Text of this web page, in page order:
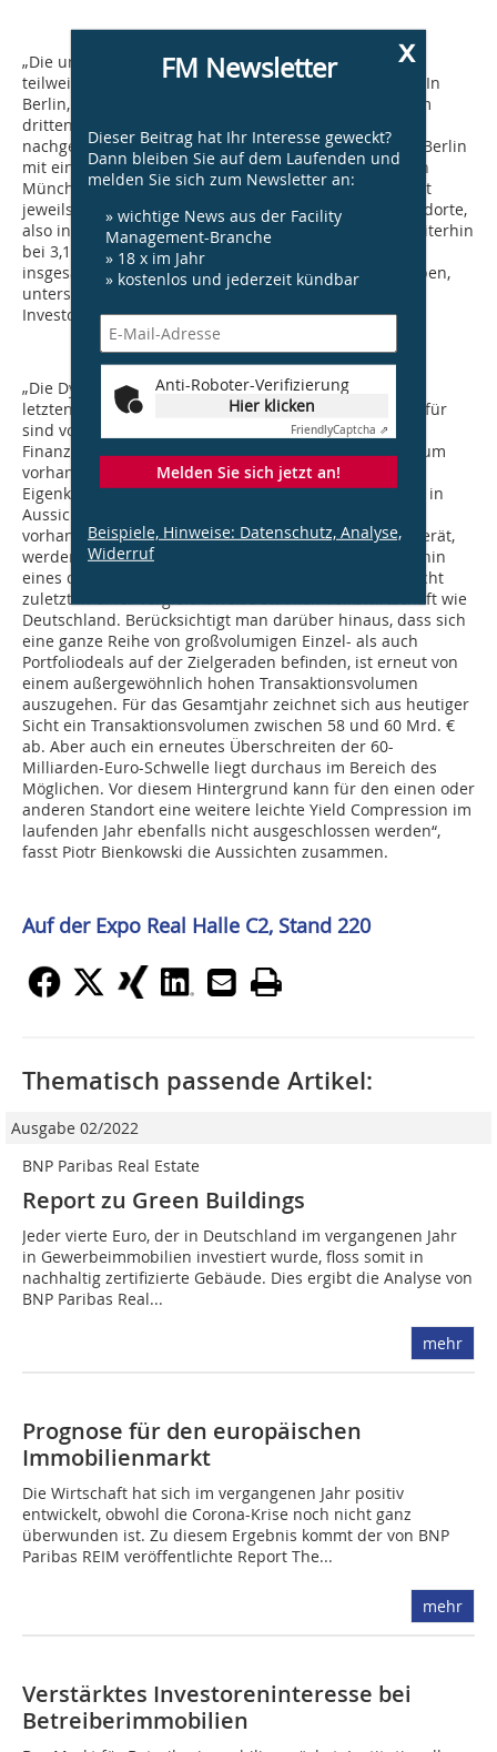
„Die unverändert hohe Marktdynamik kommt auch in
teilweise weiter gesunkenen Renditen zum Ausdruck. In
Berlin, München, Frankfurt und Hamburg haben sie im
dritten Quartal noch einmal um fünf Basispunkte
nachgegeben. Teuerster Standort bleibt nach wie vor Berlin
mit einer Netto-Anfangsrendite von 2,65 %, gefolgt von
München mit 2,75 % sowie Frankfurt und Hamburg mit
jeweils 2,90 %. Außerhalb der vier absoluten Top-Standorte,
also in Köln, Düsseldorf und Stuttgart, notieren sie weiterhin
bei 3,10 %. Die Tatsache, dass sie im dritten Quartal in
insgesamt vier Städten noch einmal nachgegeben haben,
unterstreicht den anhaltend starken Wettbewerb der
Investoren um Premiumobjekte“, ergänzt Zorn.
„Die Dynamik der Investmentmärkte wird auch in den
letzten drei Monaten anhalten. Ausschlaggebend hierfür
sind vor allem die noch länger sehr attraktiven
Finanzierungsbedingungen sowie die nach wie vor kaum
vorhandenen Anlagealternativen, die annehmbare
Eigenkapitalrenditen bei überschaubarem Risikoprofil in
Aussicht stellen. Solange nicht einer der momentan
vorhandenen globalen Krisenherde außer Kontrolle gerät,
werden Immobilien gerade für Großinvestoren weiterhin
eines der wichtigsten Anlageziele bleiben. Dies gilt nicht
zuletzt in einer vergleichsweise stabilen Volkswirtschaft wie
Deutschland. Berücksichtigt man darüber hinaus, dass sich
eine ganze Reihe von großvolumigen Einzel- als auch
Portfoliodeals auf der Zielgeraden befinden, ist erneut von
einem außergewöhnlich hohen Transaktionsvolumen
auszugehen. Für das Gesamtjahr zeichnet sich aus heutiger
Sicht ein Transaktionsvolumen zwischen 58 und 60 Mrd. €
ab. Aber auch ein erneutes Überschreiten der 60-
Milliarden-Euro-Schwelle liegt durchaus im Bereich des
Möglichen. Vor diesem Hintergrund kann für den einen oder
anderen Standort eine weitere leichte Yield Compression im
laufenden Jahr ebenfalls nicht ausgeschlossen werden“,
fasst Piotr Bienkowski die Aussichten zusammen.
Auf der Expo Real Halle C2, Stand 220
x
FM Newsletter
Dieser Beitrag hat Ihr Interesse geweckt?
Dann bleiben Sie auf dem Laufenden und
melden Sie sich zum Newsletter an:
» wichtige News aus der Facility
Management-Branche
» 18 x im Jahr
» kostenlos und jederzeit kündbar
Anti-Roboter-Verifizierung
Hier klicken
FriendlyCaptcha ⇗
Melden Sie sich jetzt an!
Beispiele, Hinweise: Datenschutz, Analyse,
Widerruf
Thematisch passende Artikel:
Ausgabe 02/2022
BNP Paribas Real Estate
Report zu Green Buildings
Jeder vierte Euro, der in Deutschland im vergangenen Jahr
in Gewerbeimmobilien investiert wurde, floss somit in
nachhaltig zertifizierte Gebäude. Dies ergibt die Analyse von
BNP ­Paribas Real...
mehr
Prognose für den europäischen
Immobilienmarkt
Die Wirtschaft hat sich im vergangenen Jahr positiv
entwickelt, obwohl die Corona-Krise noch nicht ganz
überwunden ist. Zu diesem Ergebnis kommt der von BNP
Paribas REIM veröffentlichte Report The...
mehr
Verstärktes Investoreninteresse bei
Betreiberimmobilien